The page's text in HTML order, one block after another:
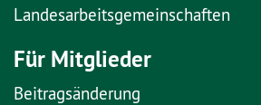
Landesarbeitsgemeinschaften
Für Mitglieder
Beitragsänderung